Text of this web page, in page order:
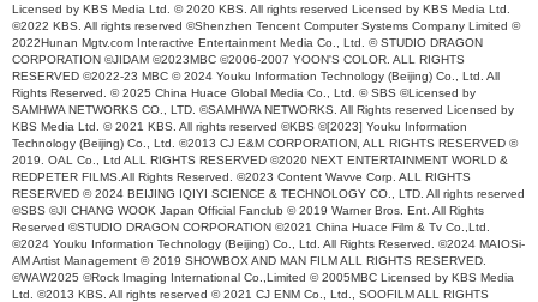
Licensed by KBS Media Ltd. © 2020 KBS. All rights reserved Licensed by KBS Media Ltd.
©2022 KBS. All rights reserved ©Shenzhen Tencent Computer Systems Company Limited ©
2022Hunan Mgtv.com Interactive Entertainment Media Co., Ltd. © STUDIO DRAGON
CORPORATION ©JIDAM ©2023MBC ©2006-2007 YOON'S COLOR. ALL RIGHTS
RESERVED ©2022-23 MBC © 2024 Youku Information Technology (Beijing) Co., Ltd. All
Rights Reserved. © 2025 China Huace Global Media Co., Ltd. © SBS ©Licensed by
SAMHWA NETWORKS CO., LTD. ©SAMHWA NETWORKS. All Rights reserved Licensed by
KBS Media Ltd. © 2021 KBS. All rights reserved ©KBS ©[2023] Youku Information
Technology (Beijing) Co., Ltd. ©2013 CJ E&M CORPORATION, ALL RIGHTS RESERVED ©
2019. OAL Co., Ltd ALL RIGHTS RESERVED ©2020 NEXT ENTERTAINMENT WORLD &
REDPETER FILMS.All Rights Reserved. ©2023 Content Wavve Corp. ALL RIGHTS
RESERVED © 2024 BEIJING IQIYI SCIENCE & TECHNOLOGY CO., LTD. All rights reserved
©SBS ©JI CHANG WOOK Japan Official Fanclub © 2019 Warner Bros. Ent. All Rights
Reserved ©STUDIO DRAGON CORPORATION ©2021 China Huace Film & Tv Co.,Ltd.
©2024 Youku Information Technology (Beijing) Co., Ltd. All Rights Reserved. ©2024 MAIOSi-
AM Artist Management © 2019 SHOWBOX AND MAN FILM ALL RIGHTS RESERVED.
©WAW2025 ©Rock Imaging International Co.,Limited © 2005MBC Licensed by KBS Media
Ltd. ©2013 KBS. All rights reserved © 2021 CJ ENM Co., Ltd., SOOFILM ALL RIGHTS